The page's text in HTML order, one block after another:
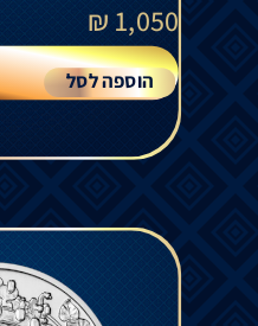
1,050
₪
הוספה לסל